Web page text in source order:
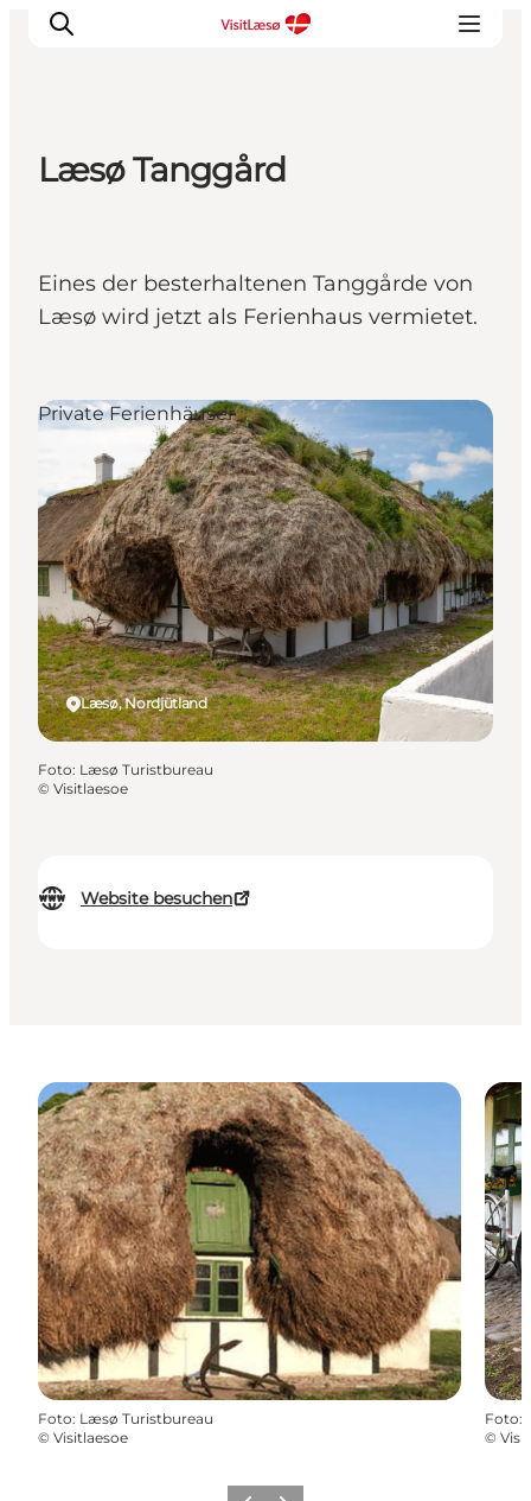
Læsø Tanggård
Eines der besterhaltenen Tanggårde von
Læsø wird jetzt als Ferienhaus vermietet.
Website besuchen
Læsø, Nordjütland
Private Ferienhäuser
Foto: Læsø Turistbureau
© Visitlaesoe
Foto: Læsø Turistbureau
© Visitlaesoe
Foto:
©